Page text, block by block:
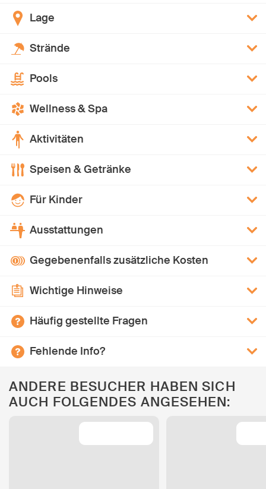
Lage
Strände
Pools
Wellness & Spa
Aktivitäten
Speisen & Getränke
Für Kinder
Ausstattungen
Gegebenenfalls zusätzliche Kosten
Wichtige Hinweise
Häufig gestellte Fragen
Fehlende Info?
ANDERE BESUCHER HABEN SICH
AUCH FOLGENDES ANGESEHEN: